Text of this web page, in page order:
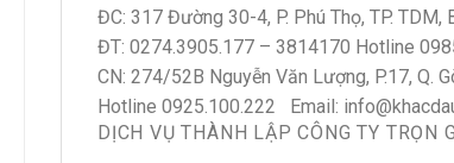
ĐC: 317 Đường 30-4, P. Phú Thọ, TP.
ĐT: 0274.3905.177 – 3814170 Hotline
CN: 274/52B Nguyễn Văn Lượng, P.17, Q.
Hotline 0925.100.222 Email:
DỊCH VỤ THÀNH LẬP CÔNG TY TRỌN